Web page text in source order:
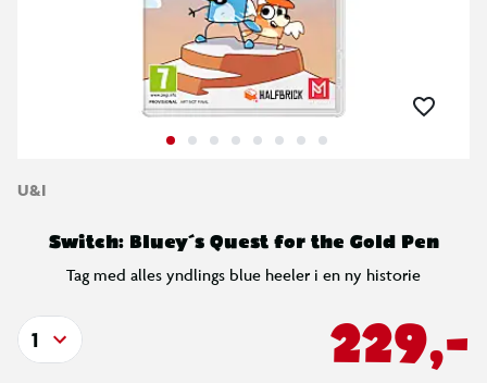
U&I
Switch: Bluey´s Quest for the Gold Pen
Tag med alles yndlings blue heeler i en ny historie
229,-
1